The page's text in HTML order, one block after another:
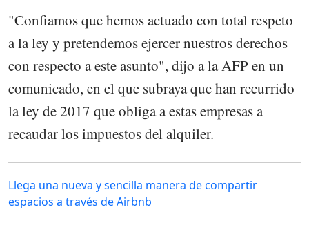
"Confiamos que hemos actuado con total respeto
a la ley y pretendemos ejercer nuestros derechos
con respecto a este asunto", dijo a la AFP en un
comunicado, en el que subraya que han recurrido
la ley de 2017 que obliga a estas empresas a
recaudar los impuestos del alquiler.
Llega una nueva y sencilla manera de compartir
espacios a través de Airbnb